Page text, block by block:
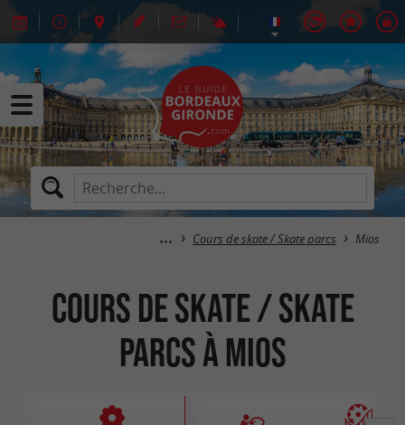
Cours de skate / Skate parcs Mios
Cours de skate / Skate
parcs à Mios